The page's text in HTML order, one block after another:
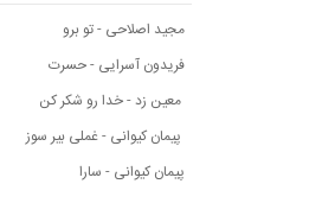
مجید اصلاحی - تو برو
فریدون آسرایی - حسرت
معین زد - خدا رو شکر کن
پیمان کیوانی - غملی بیر سوز
پیمان کیوانی - سارا